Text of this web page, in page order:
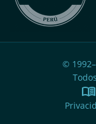
© 1992–
menu_book